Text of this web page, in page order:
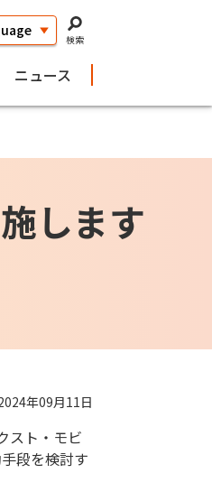
検索
ニュース
します
年09月11日
スト・モビ
段を検討す